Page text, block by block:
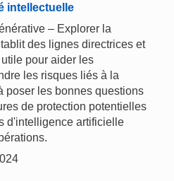
intellectuelle
– Explorer la
des lignes directrices et
pour aider les
les risques liés à la
poser les bonnes questions
de protection potentielles
d'intelligence artificielle